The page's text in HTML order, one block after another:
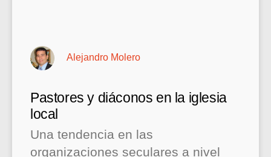
Pastores y diáconos en la iglesia
local
Una tendencia en las
organizaciones seculares a nivel
Alejandro Molero